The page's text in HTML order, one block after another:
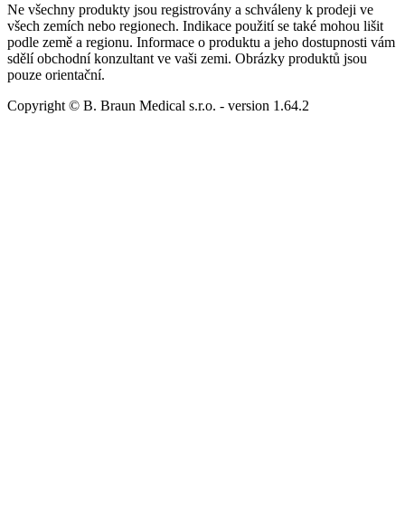
Ne všechny produkty jsou registrovány a schváleny k prodeji ve
všech zemích nebo regionech. Indikace použití se také mohou lišit
podle země a regionu. Informace o produktu a jeho dostupnosti vám
sdělí obchodní konzultant ve vaši zemi. Obrázky produktů jsou
pouze orientační.
Copyright © B. Braun Medical s.r.o. - version 1.64.2